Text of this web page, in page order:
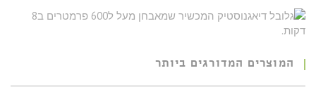
המוצרים המדורגים ביותר